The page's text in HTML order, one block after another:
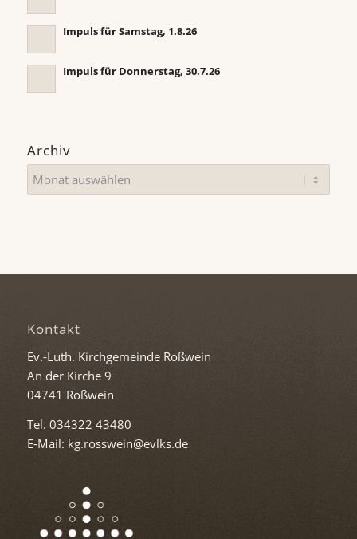
Impuls für Samstag, 1.8.26
Impuls für Donnerstag, 30.7.26
Archiv
Kontakt
Ev.-Luth. Kirchgemeinde Roßwein
An der Kirche 9
04741 Roßwein
Tel. 034322 43480
E-Mail: kg.rosswein@evlks.de